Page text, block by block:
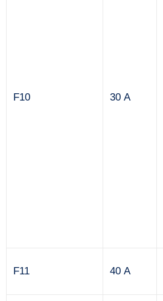
F10 30 А
F11 40 А